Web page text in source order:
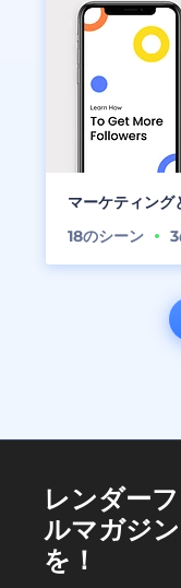
マーケティング
18のシーン 3
レンダー
ルマガジ
を！